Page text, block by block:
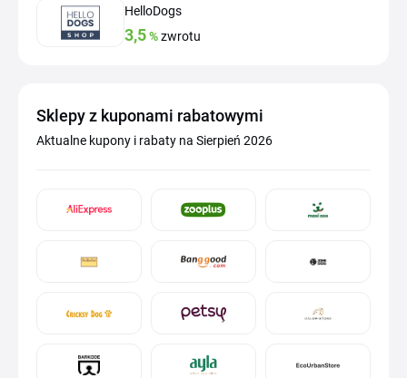
HelloDogs
3,5%zwrotu
Sklepy z kuponami rabatowymi
Aktualne kupony i rabaty na Sierpień 2026